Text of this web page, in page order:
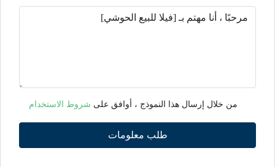
من خلال إرسال هذا النموذج ، أوافق على شروط الاستخدام
طلب معلومات